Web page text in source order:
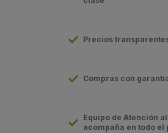
Precios
Compras con
Equipo de Atención
acompaña en todo el